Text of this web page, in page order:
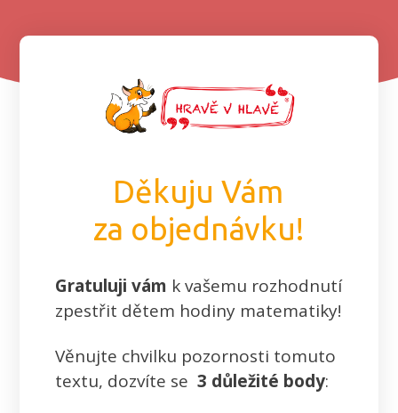
Děkuju Vám
za objednávku!
Gratuluji vám k vašemu rozhodnutí
zpestřit dětem hodiny matematiky!
Věnujte chvilku pozornosti tomuto
textu, dozvíte se 3 důležité body: